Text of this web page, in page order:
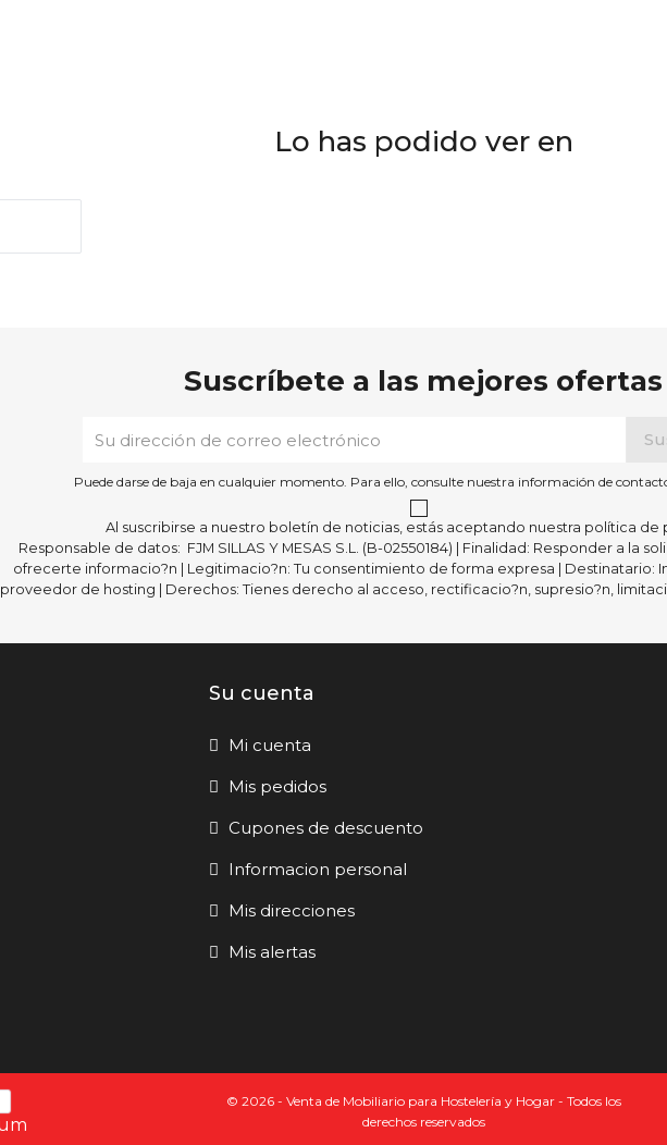
Lo has podido ver en
Suscríbete a las mejores ofertas
Puede darse de baja en cualquier momento. Para ello, consulte nuestra información de
Al suscribirse a nuestro boletín de noticias, estás aceptando nuestra política de
Responsable de datos: FJM SILLAS Y MESAS S.L. (B-02550184) | Finalidad: Responder a la
ofrecerte informacio?n | Legitimacio?n: Tu consentimiento de forma expresa | Destinatario:
proveedor de hosting | Derechos: Tienes derecho al acceso, rectificacio?n, supresio?n,
Su cuenta
Mi cuenta
Mis pedidos
Cupones de descuento
Informacion personal
Mis direcciones
Mis alertas
© 2026 - Venta de Mobiliario para Hostelería y Hogar - Todos los
derechos reservados